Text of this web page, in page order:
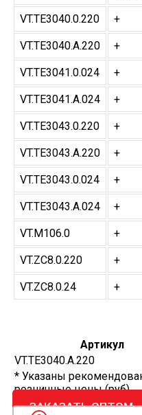
VT.TE3040.0.220 +
VT.TE3040.A.220 +
VT.TE3041.0.024 +
VT.TE3041.A.024 +
VT.TE3043.0.220 +
VT.TE3043.A.220 +
VT.TE3043.0.024 +
VT.TE3043.A.024 +
VT.M106.0 +
VT.ZC8.0.220 +
VT.ZC8.0.24 +
Артикул
VT.TE3040.A.220
* Указаны
розничные цены (руб).
ЗАКАЗАТЬ ОПТОМ